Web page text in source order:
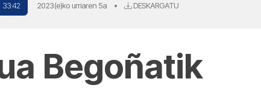
| 33:42 2023(e)ko urriaren 5a • DESKARGATU
Begoñatik